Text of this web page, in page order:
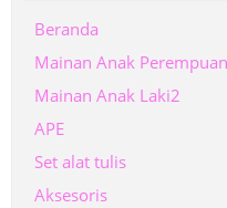
Beranda
Mainan Anak Perempuan
Mainan Anak Laki2
APE
Set alat tulis
Aksesoris